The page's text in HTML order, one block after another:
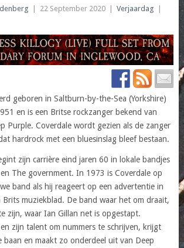
22 September 2020 Verjaardag
geboren in Saltburn-by-the-Sea (Yorkshire)
en is een Britse rockzanger bekend van
Purple. Coverdale wordt gezien als de zanger
hardrock met een bluesinslag bleef bestaan.
zijn carrière eind jaren 60 in lokale bandjes
The government. In 1973 is Coverdale op
band als hij reageert op een advertentie in
Brits muziekblad. De band waar het om draait,
zijn, waar Ian Gillan net is opgestapt.
zijn talent om nummers te schrijven, krijgt
baan en maakt zo onderdeel uit van Deep